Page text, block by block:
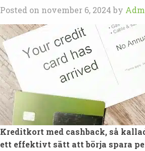
Posted on november 6, 2024 by
Kreditkort med cashback, så
ett effektivt sätt att börja spara